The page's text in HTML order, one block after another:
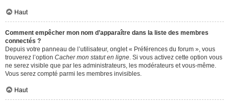
Haut
Comment empêcher mon nom d’apparaître dans la liste des membres
connectés ?
Depuis votre panneau de l’utilisateur, onglet « Préférences du forum », vous
trouverez l’option Cacher mon statut en ligne . Si vous activez cette option vous
ne serez visible que par les administrateurs, les modérateurs et vous-même.
Vous serez compté parmi les membres invisibles.
Haut